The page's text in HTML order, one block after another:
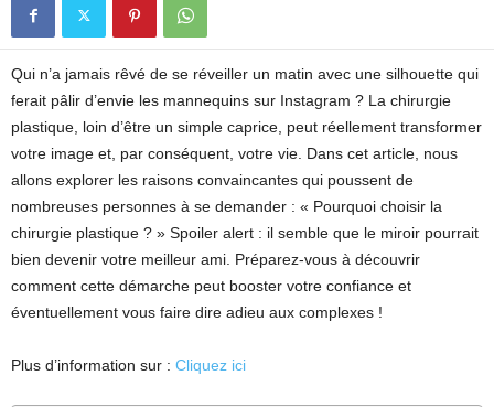
Qui n’a jamais rêvé de se réveiller un matin avec une silhouette qui
ferait pâlir d’envie les mannequins sur Instagram ? La chirurgie
plastique, loin d’être un simple caprice, peut réellement transformer
votre image et, par conséquent, votre vie. Dans cet article, nous
allons explorer les raisons convaincantes qui poussent de
nombreuses personnes à se demander : « Pourquoi choisir la
chirurgie plastique ? » Spoiler alert : il semble que le miroir pourrait
bien devenir votre meilleur ami. Préparez-vous à découvrir
comment cette démarche peut booster votre confiance et
éventuellement vous faire dire adieu aux complexes !
Plus d’information sur : Cliquez ici